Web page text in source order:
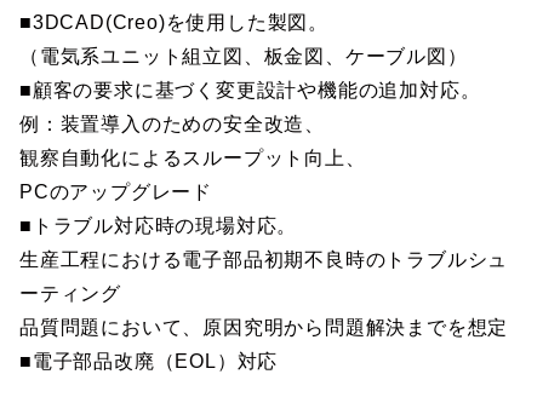
■3DCAD(Creo)を使用した製図。
（電気系ユニット組立図、板金図、ケーブル図）
■顧客の要求に基づく変更設計や機能の追加対応。
例：装置導入のための安全改造、
観察自動化によるスループット向上、
PCのアップグレード
■トラブル対応時の現場対応。
生産工程における電子部品初期不良時のトラブルシュ
ーティング
品質問題において、原因究明から問題解決までを想定
■電子部品改廃（EOL）対応